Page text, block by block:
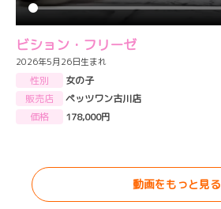
ビション・フリーゼ
2026年5月26日生まれ
性別
女の子
販売店
ペッツワン古川店
価格
178,000円
動画をもっと見る